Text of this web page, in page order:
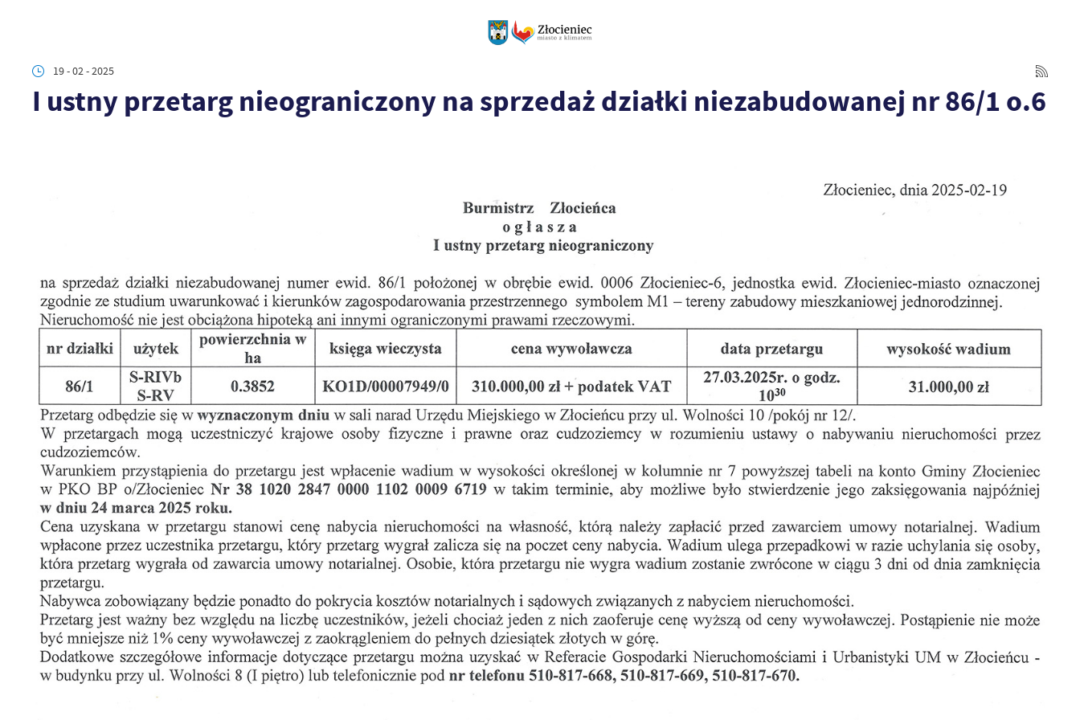
19 - 02 - 2025
I ustny przetarg nieograniczony na sprzedaż działki niezabudowanej nr 86/1 o.6